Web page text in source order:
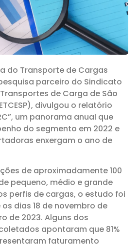
do Transporte de Cargas
parceiro do Sindicato
de Carga de São
divulgou o relatório
um panorama anual que
do segmento em 2022 e
enxergam o ano de
de aproximadamente 100
pequeno, médio e grande
perfis de cargas, o estudo foi
dias 18 de novembro de
de 2023. Alguns dos
apontaram que 81%
faturamento